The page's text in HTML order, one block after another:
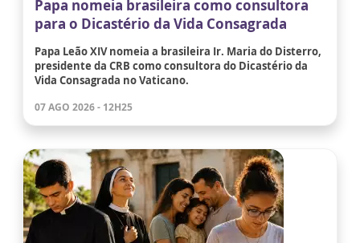
Papa nomeia brasileira como consultora
para o Dicastério da Vida Consagrada
Papa Leão XIV nomeia a brasileira Ir. Maria do Disterro,
presidente da CRB como consultora do Dicastério da
Vida Consagrada no Vaticano.
07 AGO 2026 - 12H25